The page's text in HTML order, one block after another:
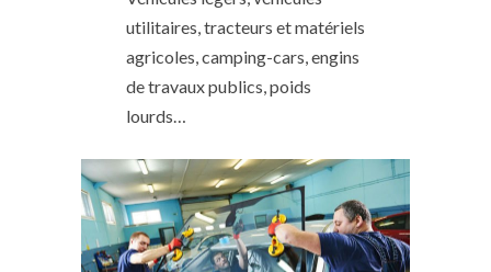
utilitaires, tracteurs et matériels
agricoles, camping-cars, engins
de travaux publics, poids
lourds…